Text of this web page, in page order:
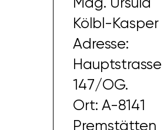
Kölbl-Kasper
Adresse:
Hauptstrasse
147/OG.
Ort: A-8141
Premstätten